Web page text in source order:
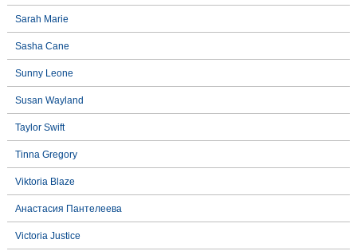
Sarah Marie
Sasha Cane
Sunny Leone
Susan Wayland
Taylor Swift
Tinna Gregory
Viktoria Blaze
Анастасия Пантелеева
Victoria Justice